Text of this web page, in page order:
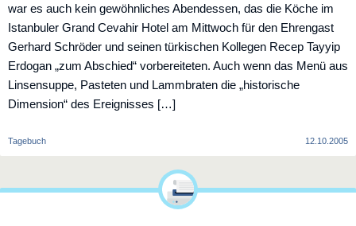
war es auch kein gewöhnliches Abendessen, das die Köche im
Istanbuler Grand Cevahir Hotel am Mittwoch für den Ehrengast
Gerhard Schröder und seinen türkischen Kollegen Recep Tayyip
Erdogan „zum Abschied“ vorbereiteten. Auch wenn das Menü aus
Linsensuppe, Pasteten und Lammbraten die „historische
Dimension“ des Ereignisses […]
Tagebuch 12.10.2005